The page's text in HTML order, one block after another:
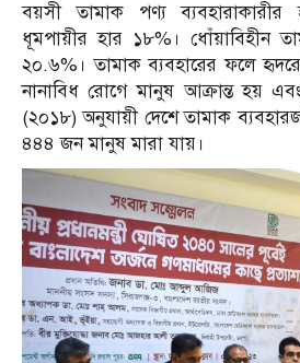
বয়সী তামাক পণ্য
ধূমপায়ীর হার ১৮%। ধোঁয়াবিহীন
২০.৬%। তামাক ব্যবহারের ফলে
নানাবিধ রোগে মানুষ আক্রান্ত হয় এবং
(২০১৮) অনুযায়ী দেশে তামাক
৪৪৪ জন মানুষ মারা যায়।